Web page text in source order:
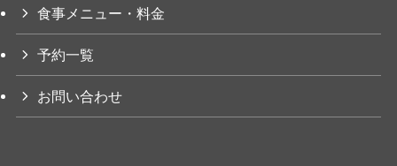
食事メニュー・料金
予約一覧
お問い合わせ